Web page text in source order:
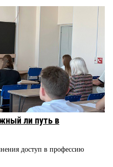
ли путь в
доступ в профессию